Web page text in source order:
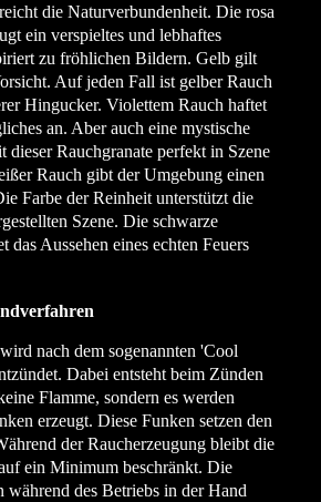
die Naturverbundenheit. Die rosa
ein verspieltes und lebhaftes
zu fröhlichen Bildern. Gelb gilt
Auf jeden Fall ist gelber Rauch
Hingucker. Violettem Rauch haftet
an. Aber auch eine mystische
dieser Rauchgranate perfekt in Szene
Rauch gibt der Umgebung einen
Farbe der Reinheit unterstützt die
Szene. Die schwarze
das Aussehen eines echten Feuers
nach dem sogenannten 'Cool
Dabei entsteht beim Zünden
Flamme, sondern es werden
erzeugt. Diese Funken setzen den
der Raucherzeugung bleibt die
ein Minimum beschränkt. Die
während des Betriebs in der Hand